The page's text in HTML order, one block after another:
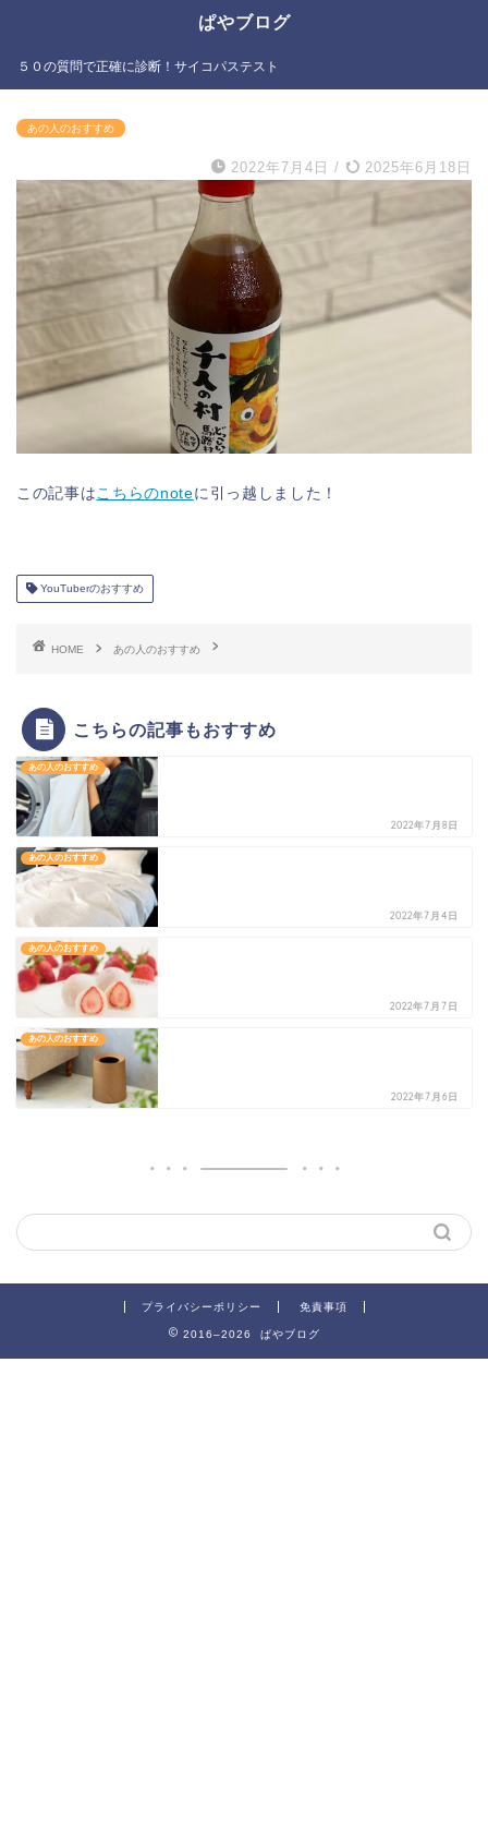
ぱやブログ
５０の質問で正確に診断！サイコパステスト
あの人のおすすめ
2022年7月4日 / 2025年6月18日
この記事は こちらのnoteに引っ越しました！
YouTuberのおすすめ
HOME あの人のおすすめ
こちらの記事もおすすめ
あの人のおすすめ
2022年7月8日
あの人のおすすめ
2022年7月4日
あの人のおすすめ
2022年7月7日
あの人のおすすめ
2022年7月6日
プライバシーポリシー 免責事項
2016–2026 ぱやブログ